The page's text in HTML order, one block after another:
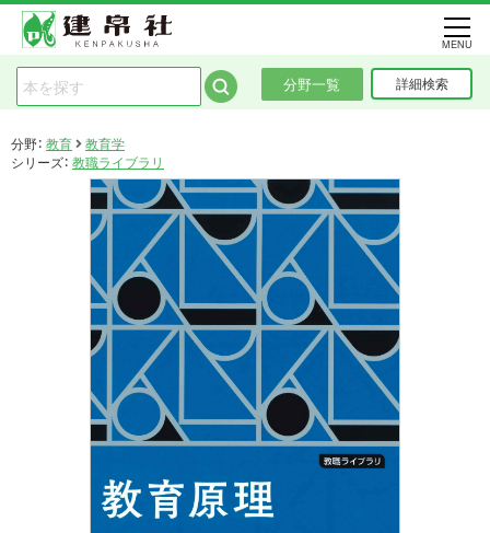
分野一覧 詳細検索
MENU
分野： 教育
教育学
シリーズ： 教職ライブラリ